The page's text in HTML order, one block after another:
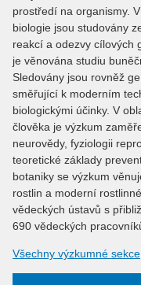
prostředí na organismy.
biologie jsou studovány
reakcí a odezvy cílových
je věnována studiu
Sledovány jsou rovněž
směřující k moderním
biologickými účinky. V
člověka je výzkum
neurovědy, fyziologii
teoretické základy
botaniky se výzkum
rostlin a moderní
vědeckých ústavů s
690 vědeckých
Všechny výzkumné sekce